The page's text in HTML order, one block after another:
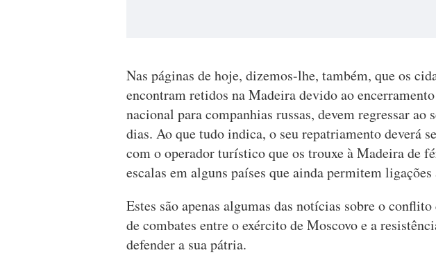
Nas páginas de hoje, dizemos-lhe, também, que os
encontram retidos na Madeira devido ao
nacional para companhias russas, devem regressar ao
dias. Ao que tudo indica, o seu repatriamento deverá
com o operador turístico que os trouxe à Madeira de
escalas em alguns países que ainda permitem ligações
Estes são apenas algumas das notícias sobre o
de combates entre o exército de Moscovo e a
defender a sua pátria.